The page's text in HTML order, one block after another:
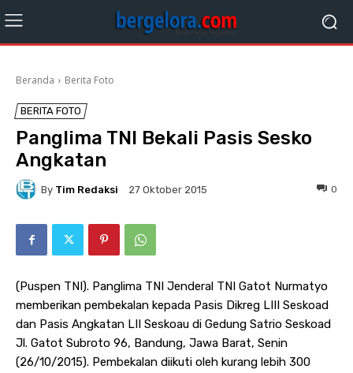
Beranda Berita Foto
BERITA FOTO
Panglima TNI Bekali Pasis Sesko
Angkatan
By Tim Redaksi 27 Oktober 2015 0
(Puspen TNI). Panglima TNI Jenderal TNI Gatot Nurmatyo
memberikan pembekalan kepada Pasis Dikreg LIII Seskoad
dan Pasis Angkatan LII Seskoau di Gedung Satrio Seskoad
Jl. Gatot Subroto 96, Bandung, Jawa Barat, Senin
(26/10/2015). Pembekalan diikuti oleh kurang lebih 300